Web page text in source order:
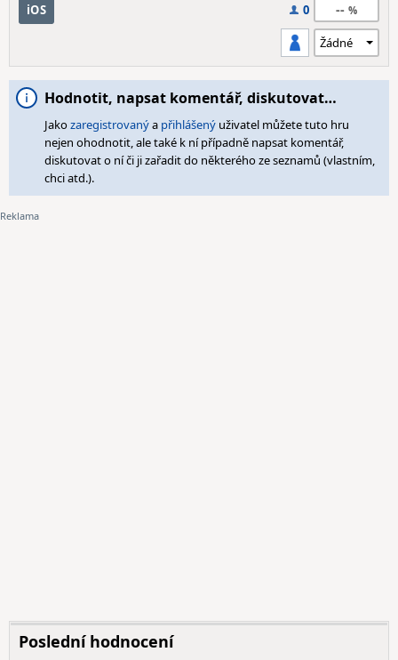
iOS 0 --
Hodnotit, napsat komentář, diskutovat…
Jakozaregistrovanýa přihlášený uživatel můžete tuto hru
nejen ohodnotit, ale také k ní případně napsat komentář,
diskutovat o ní či ji zařadit do některého ze seznamů (vlastním,
chci atd.).
Poslední hodnocení